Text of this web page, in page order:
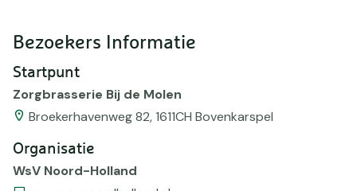
Bezoekers Informatie
Startpunt
Zorgbrasserie Bij de Molen
Broekerhavenweg 82, 1611CH Bovenkarspel
Organisatie
WsV Noord-Holland